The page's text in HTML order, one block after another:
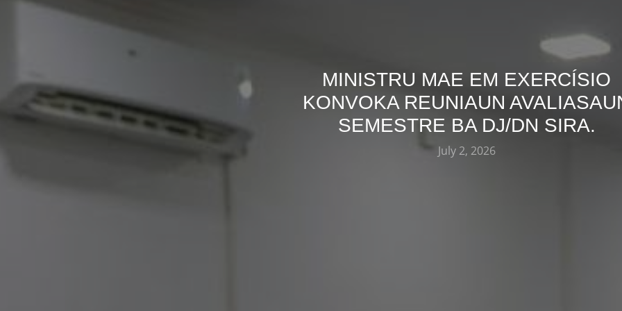
MINISTRU MAE EM EXERCÍSIO
KONVOKA REUNIAUN
SEMESTRE BA DJ/DN SIRA.
July 2, 2026